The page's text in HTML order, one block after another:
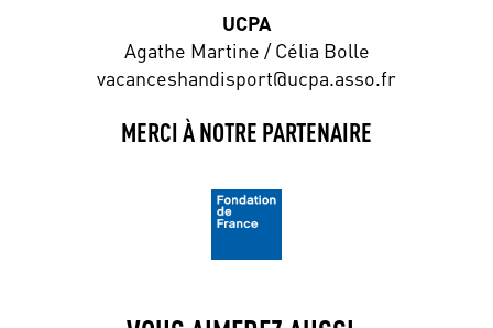
UCPA
Agathe Martine / Célia Bolle
vacanceshandisport@ucpa.asso.fr
MERCI À NOTRE PARTENAIRE